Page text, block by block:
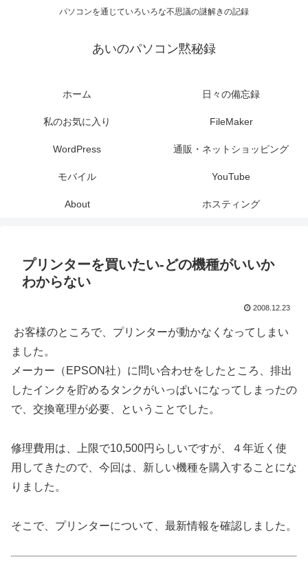
パソコンを通じていろいろな不思議の謎解きの記録
あいのパソコン黙秘録
ホーム 日々の備忘録
私のお気に入り FileMaker
WordPress 通販・ネットショッピング
モバイル YouTube
About ホスティング
プリンターを買いたい-どの機種がいいか
わからない
2008.12.23
お客様のところで、プリンターが動かなくなってしまい
ました。
メーカー（EPSON社）に問い合わせをしたところ、排出
したインクを貯めるタンクがいっぱいになってしまったの
で、交換竜理が必要、ということでした。
修理費用は、上限で10,500円らしいですが、４年近く使
用してきたので、今回は、新しい機種を購入することにな
りました。
そこで、プリンターについて、最新情報を確認しました。